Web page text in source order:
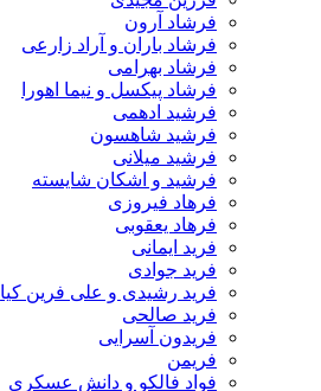
فرشاد آرون
فرشاد باران و آراد زارعی
فرشاد بهرامی
فرشاد پیکسل و نیما اهورا
فرشید ادهمی
فرشید شاهسون
فرشید میلانی
فرشید و اشکان شایسته
فرهاد فیروزی
فرهاد یعقوبی
فرید ایمانی
فرید جوادی
فرید رشیدی و علی فرین کیا
فرید صالحی
فریدون آسرایی
فریمن
فواد فالکو و دانش عسکری